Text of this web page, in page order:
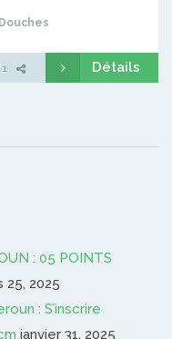
1 Détails
: 05 POINTS
25, 2025
: S’inscrire
janvier 31, 2025